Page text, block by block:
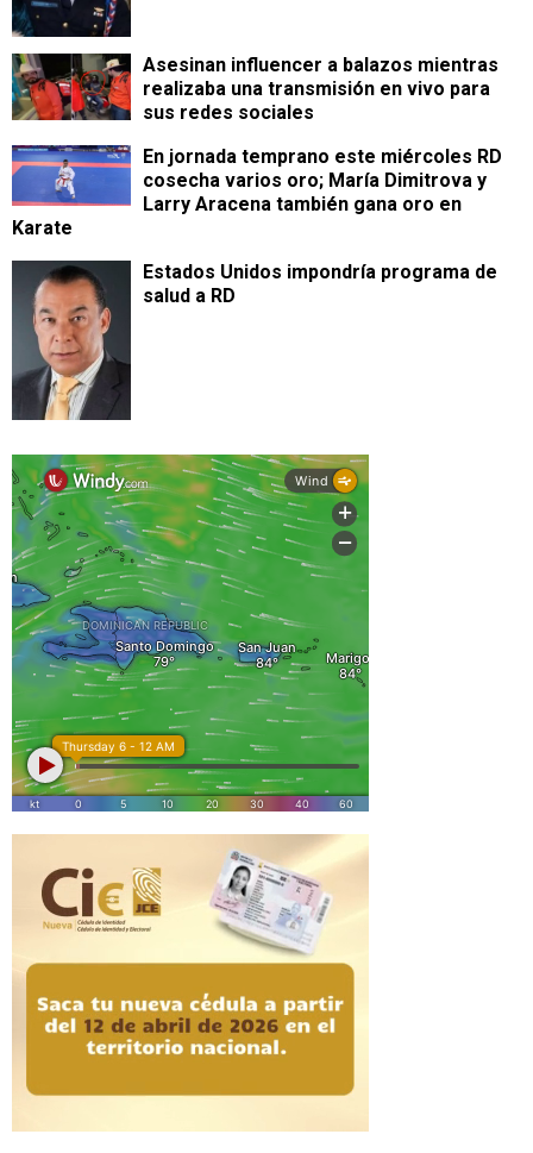
Asesinan influencer a balazos mientras
realizaba una transmisión en vivo para
sus redes sociales
En jornada temprano este miércoles RD
cosecha varios oro; María Dimitrova y
Larry Aracena también gana oro en
Karate
Estados Unidos impondría programa de
salud a RD